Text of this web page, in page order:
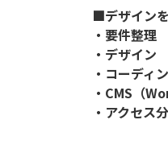
■デザイン
・要件整理
・デザイン
・コーディ
・CMS（